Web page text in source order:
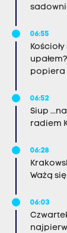
06:55
popiera
06:52
Siup ...na
radiem
06:28
Ważą
06:03